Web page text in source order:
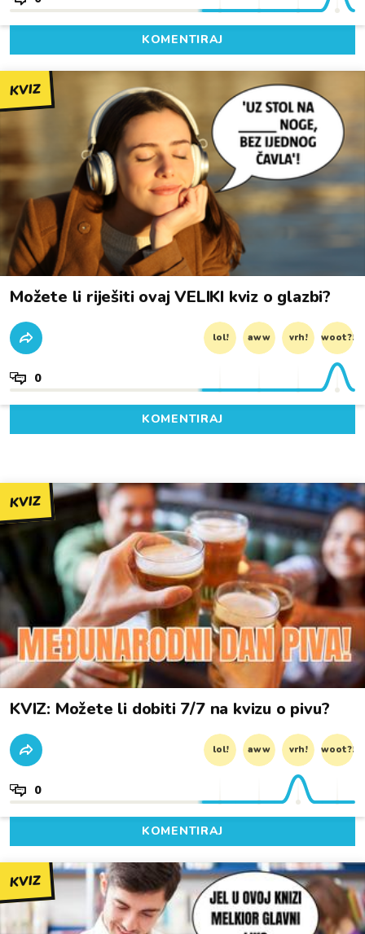
KOMENTIRAJ
KVIZ
Možete li riješiti ovaj VELIKI kviz o glazbi?
lol! aww vrh! woot?!
0
KOMENTIRAJ
KVIZ
KVIZ: Možete li dobiti 7/7 na kvizu o pivu?
lol! aww vrh! woot?!
0
KOMENTIRAJ
KVIZ